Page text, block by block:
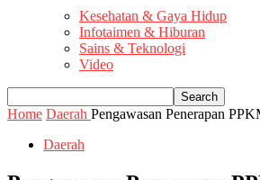
Kesehatan & Gaya Hidup
Infotaimen & Hiburan
Sains & Teknologi
Video
Home Daerah Pengawasan Penerapan
Daerah